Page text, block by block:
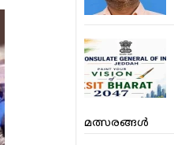
മത്സരങ്ങള്‍